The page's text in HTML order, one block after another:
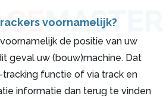
voornamelijk?
de positie van uw
geval uw (bouw)machine. Dat
functie of via track en
informatie dan terug te vinden